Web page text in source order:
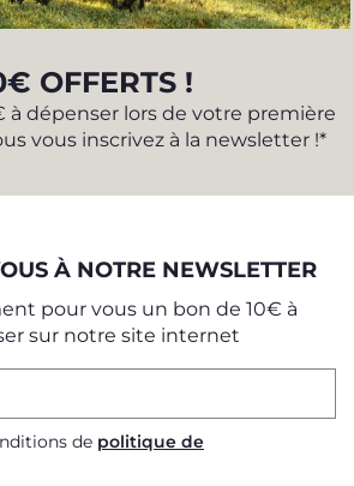
OFFERTS !
à dépenser lors de votre première
vous inscrivez à la newsletter !*
À NOTRE NEWSLETTER
pour vous un bon de 10€ à
sur notre site internet
de politique de